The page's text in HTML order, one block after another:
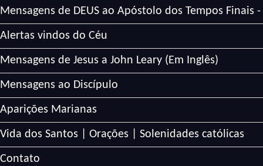
Mensagens de DEUS ao Apóstolo dos Tempos Finais -
Alertas vindos do Céu
Mensagens de Jesus a John Leary (Em Inglês)
Mensagens ao Discípulo
Aparições Marianas
Vida dos Santos | Orações | Solenidades católicas
Contato